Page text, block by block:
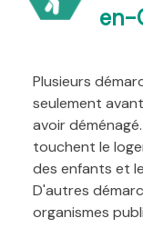
en-
Plusieurs
seulement
avoir
touchent le
des enfants et
D'autres
organismes